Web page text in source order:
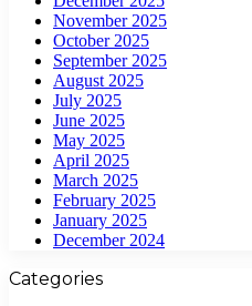
November 2025
October 2025
September 2025
August 2025
July 2025
June 2025
May 2025
April 2025
March 2025
February 2025
January 2025
December 2024
Categories